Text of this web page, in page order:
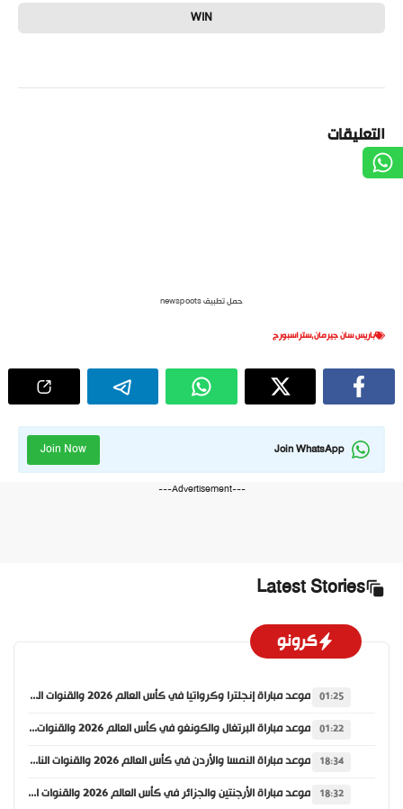
WIN
التعليقات
حمل تطبيق newspoots
باريس سان جيرمان,ستراسبورج
Join WhatsApp
Join Now
---Advertisement---
Latest Stories
كرونو
01:25 موعد مباراة إنجلترا وكرواتيا في كأس العالم 2026 والقنوات الناقلة
01:22 موعد مباراة البرتغال والكونغو في كأس العالم 2026 والقنوات الناقلة
18:34 موعد مباراة النمسا والأردن في كأس العالم 2026 والقنوات الناقلة
18:32 موعد مباراة الأرجنتين والجزائر في كأس العالم 2026 والقنوات الناقلة